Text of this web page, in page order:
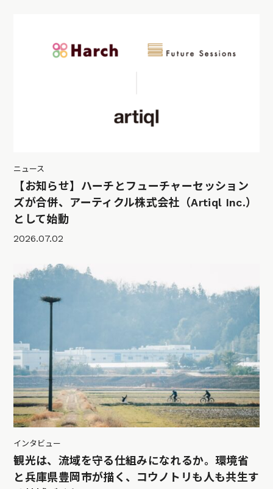
ニュース
【お知らせ】ハーチとフューチャーセッション
ズが合併、アーティクル株式会社（Artiql Inc.）
として始動
2026.07.02
インタビュー
観光は、流域を守る仕組みになれるか。環境省
と兵庫県豊岡市が描く、コウノトリも人も共生す